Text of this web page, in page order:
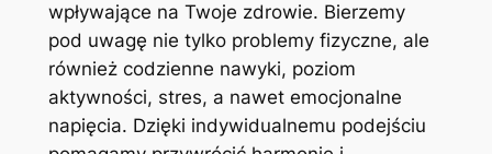
wpływające na Twoje zdrowie. Bierzemy
pod uwagę nie tylko problemy fizyczne, ale
również codzienne nawyki, poziom
aktywności, stres, a nawet emocjonalne
napięcia. Dzięki indywidualnemu podejściu